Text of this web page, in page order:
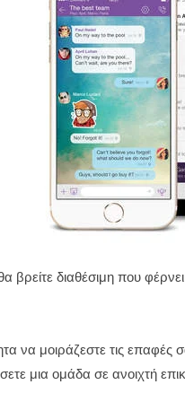
διαθέσιμη που
να μοιράζεστε τις
μια ομάδα σε ανοιχτή